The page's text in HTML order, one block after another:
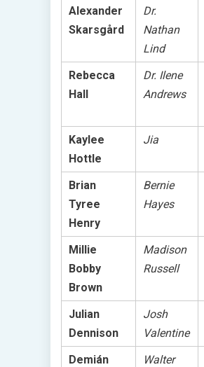
Alexander
Skarsgård
Dr.
Nathan
Lind
Rebecca
Hall
Dr. Ilene
Andrews
Kaylee
Hottle
Jia
Brian
Tyree
Henry
Bernie
Hayes
Millie
Bobby
Brown
Madison
Russell
Julian
Dennison
Josh
Valentine
Demián
Walter